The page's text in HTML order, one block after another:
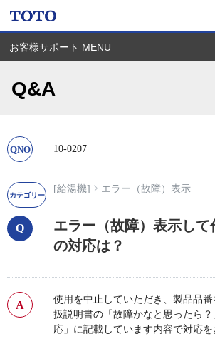
お客様サポート MENU
Q&A
10-0207
[給湯機] エラー（故障）表示
エラー（故障）表示し
の対応は？
使用を中止していただき、製品品
扱説明書の「故障かなと思ったら
応」に記載しています内容で対応を